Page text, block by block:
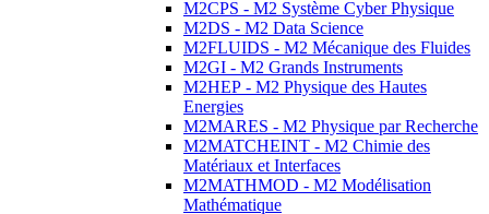
M2CPS - M2 Système Cyber Physique
M2DS - M2 Data Science
M2FLUIDS - M2 Mécanique des Fluides
M2GI - M2 Grands Instruments
M2HEP - M2 Physique des Hautes
Energies
M2MARES - M2 Physique par Recherche
M2MATCHEINT - M2 Chimie des
Matériaux et Interfaces
M2MATHMOD - M2 Modélisation
Mathématique